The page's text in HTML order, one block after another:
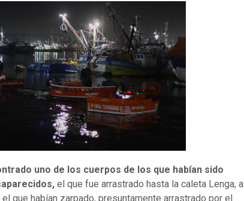
uno de los cuerpos de los que habían sido
el que fue arrastrado hasta la caleta Lenga, a
que habían zarpado, presuntamente arrastrado por el